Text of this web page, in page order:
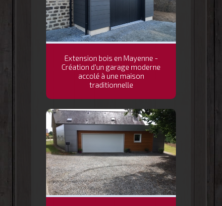
Extension bois en Mayenne -
Création d'un garage moderne
accolé à une maison
traditionnelle